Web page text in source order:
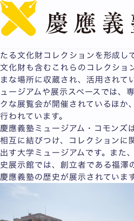
ミュージアム
たる文化財コレクションを形成し
文化財も含むこれらのコレクショ
まな場所に収蔵され、活用されて
ュージアムや展示スペースでは、
クな展覧会が開催されているほか
行われています。
慶應義塾ミュージアム・コモンズ
相互に結びつけ、コレクションに
出す大学ミュージアムです。また
史展示館では、創立者である福
慶應義塾の歴史が展示されています